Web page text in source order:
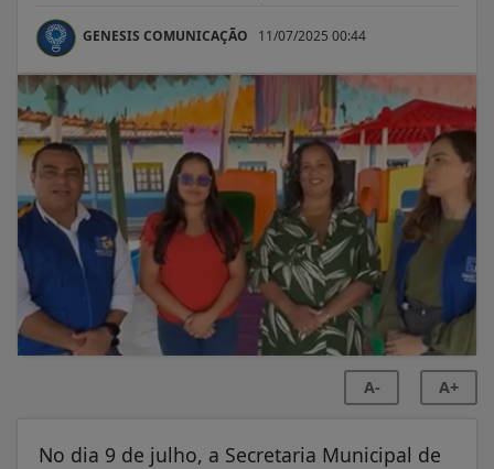
GENESIS COMUNICAÇÃO 11/07/2025 00:44
A- A+
No dia 9 de julho, a Secretaria Municipal de